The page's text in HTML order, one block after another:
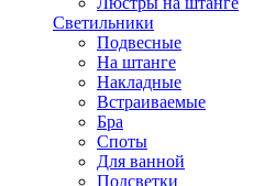
Светильники
Подвесные
На штанге
Накладные
Встраиваемые
Бра
Споты
Для ванной
Подсветки